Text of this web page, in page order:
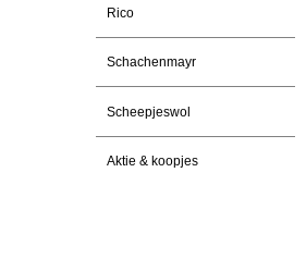
Rico
Schachenmayr
Scheepjeswol
Aktie & koopjes